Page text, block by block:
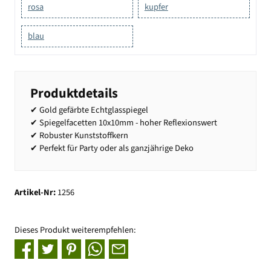
rosa kupfer
blau
Produktdetails
✔ Gold gefärbte Echtglasspiegel
✔ Spiegelfacetten 10x10mm - hoher Reflexionswert
✔ Robuster Kunststoffkern
✔ Perfekt für Party oder als ganzjährige Deko
Artikel-Nr:1256
Dieses Produkt weiterempfehlen: